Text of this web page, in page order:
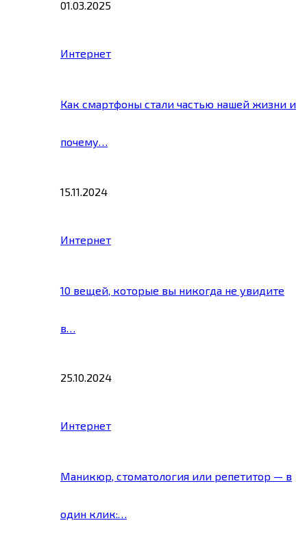
01.03.2025
Интернет
Как смартфоны стали частью нашей жизни и
почему…
15.11.2024
Интернет
10 вещей, которые вы никогда не увидите
в…
25.10.2024
Интернет
Маникюр, стоматология или репетитор — в
один клик:…